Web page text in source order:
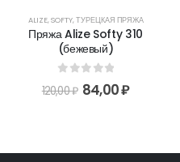
ALIZE,SOFTY,ТУРЕЦКАЯ ПРЯЖА
Пряжа Alize Softy 310
(бежевый)
out of 5
120,00₽ 84,00₽